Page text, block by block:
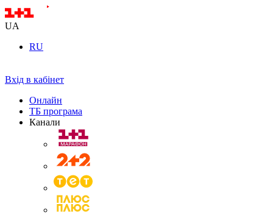
UA
RU
Вхід в кабінет
Онлайн
ТБ програма
Канали